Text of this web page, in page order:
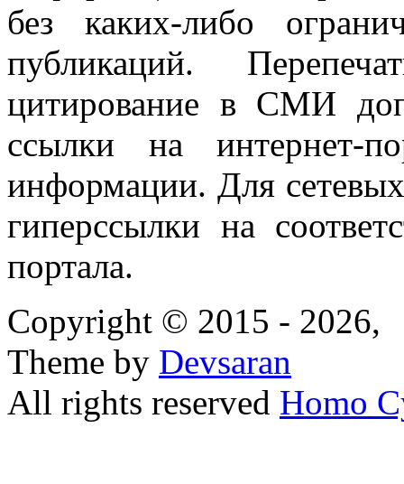
без каких-либо
публикаций.
цитирование в СМИ
ссылки на интернет-
информации. Для
гиперссылки на
портала.
Copyright © 2015 - 2026,
Theme by Devsaran
All rights reserved Homo